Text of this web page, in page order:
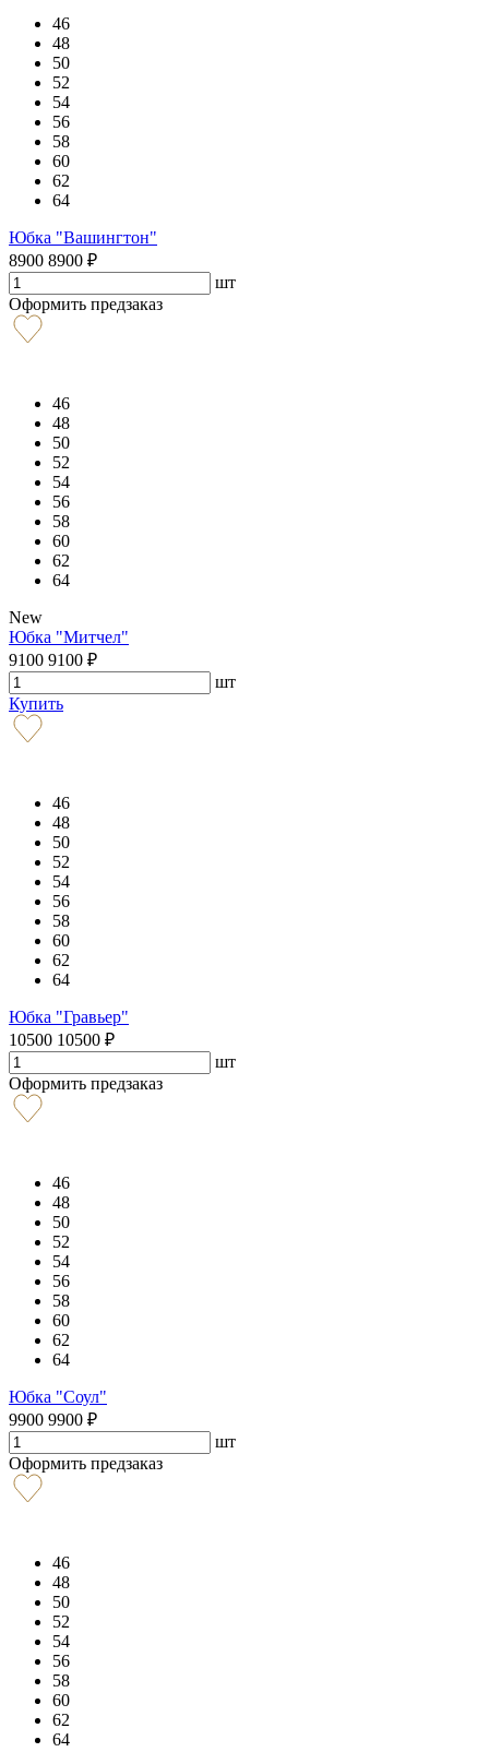
46
48
50
52
54
56
58
60
62
64
Юбка "Вашингтон"
8900 8900 ₽
шт
Оформить предзаказ
46
48
50
52
54
56
58
60
62
64
New
Юбка "Митчел"
9100 9100 ₽
шт
Купить
46
48
50
52
54
56
58
60
62
64
Юбка "Гравьер"
10500 10500 ₽
шт
Оформить предзаказ
46
48
50
52
54
56
58
60
62
64
Юбка "Соул"
9900 9900 ₽
шт
Оформить предзаказ
46
48
50
52
54
56
58
60
62
64